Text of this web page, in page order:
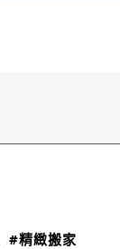
#精緻搬家